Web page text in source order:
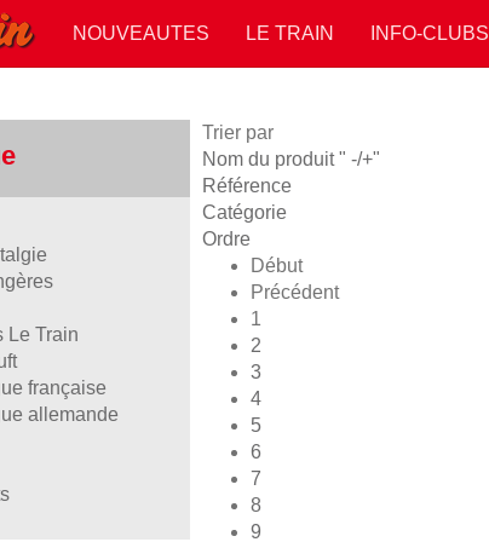
NOUVEAUTES LE TRAIN INFO-CLUBS
Trier par
Nom du produit " -/+"
Référence
Catégorie
Ordre
Début
Précédent
1
2
3
4
5
6
7
8
9
Le Train
française
allemande